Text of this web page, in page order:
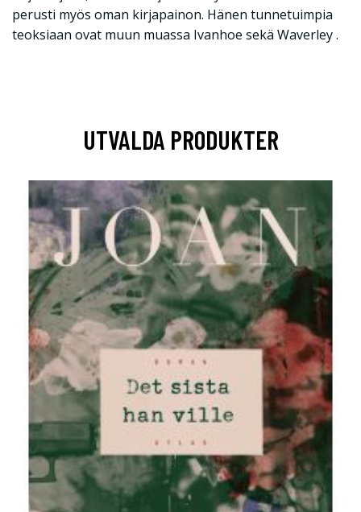
perusti myös oman kirjapainon. Hänen tunnetuimpia
teoksiaan ovat muun muassa Ivanhoe sekä Waverley .
UTVALDA PRODUKTER